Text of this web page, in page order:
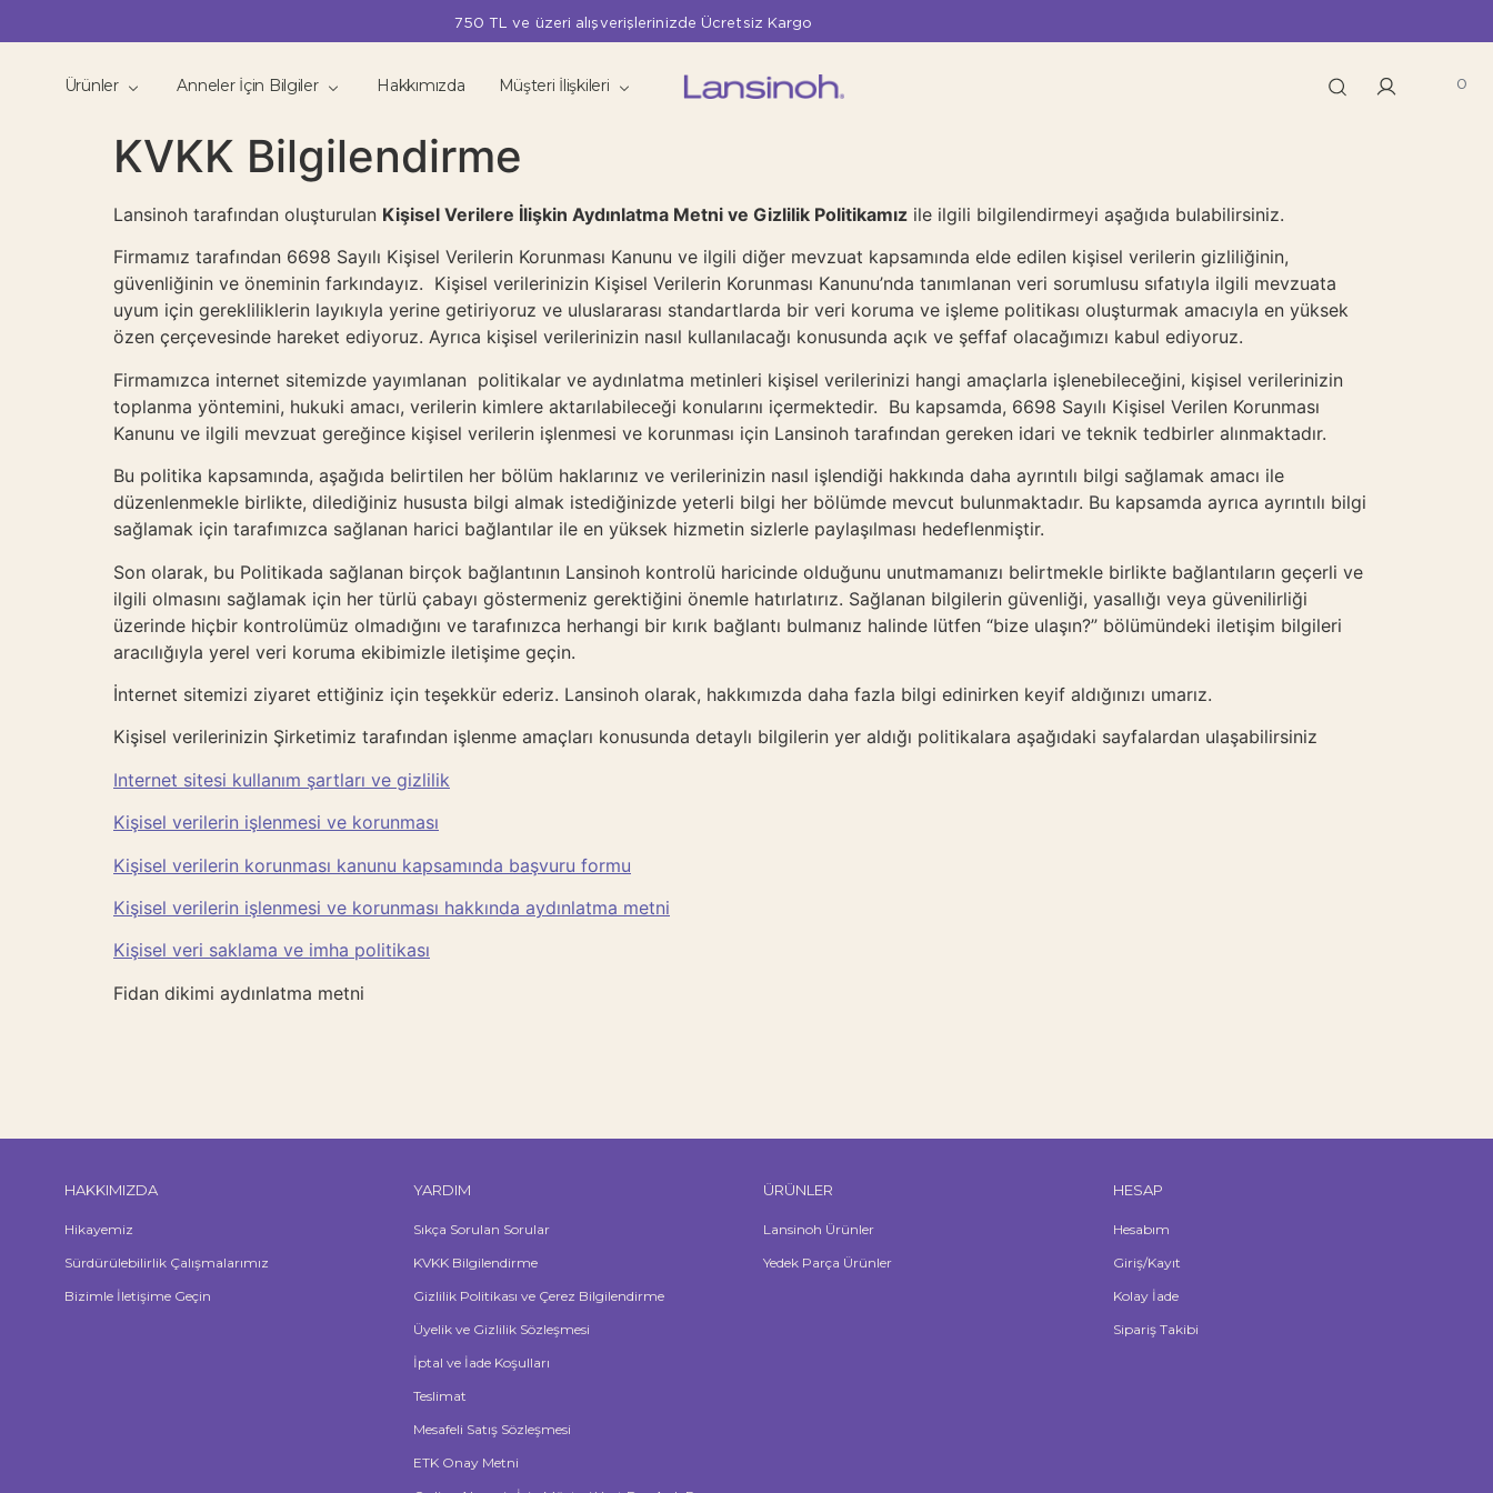
750 TL ve üzeri alışverişlerinizde Ücretsiz Kargo
Ürünler Anneler İçin Bilgiler Hakkımızda Müşteri İlişkileri 0
KVKK Bilgilendirme
Lansinoh tarafından oluşturulan Kişisel Verilere İlişkin Aydınlatma Metni ve Gizlilik Politikamız ile ilgili bilgilendirmeyi aşağıda bulabilirsiniz.
Firmamız tarafından 6698 Sayılı Kişisel Verilerin Korunması Kanunu ve ilgili diğer mevzuat kapsamında elde edilen kişisel verilerin gizliliğinin,
güvenliğinin ve öneminin farkındayız. Kişisel verilerinizin Kişisel Verilerin Korunması Kanunu’nda tanımlanan veri sorumlusu sıfatıyla ilgili mevzuata
uyum için gerekliliklerin layıkıyla yerine getiriyoruz ve uluslararası standartlarda bir veri koruma ve işleme politikası oluşturmak amacıyla en yüksek
özen çerçevesinde hareket ediyoruz. Ayrıca kişisel verilerinizin nasıl kullanılacağı konusunda açık ve şeffaf olacağımızı kabul ediyoruz.
Firmamızca internet sitemizde yayımlanan politikalar ve aydınlatma metinleri kişisel verilerinizi hangi amaçlarla işlenebileceğini, kişisel verilerinizin
toplanma yöntemini, hukuki amacı, verilerin kimlere aktarılabileceği konularını içermektedir. Bu kapsamda, 6698 Sayılı Kişisel Verilen Korunması
Kanunu ve ilgili mevzuat gereğince kişisel verilerin işlenmesi ve korunması için Lansinoh tarafından gereken idari ve teknik tedbirler alınmaktadır.
Bu politika kapsamında, aşağıda belirtilen her bölüm haklarınız ve verilerinizin nasıl işlendiği hakkında daha ayrıntılı bilgi sağlamak amacı ile
düzenlenmekle birlikte, dilediğiniz hususta bilgi almak istediğinizde yeterli bilgi her bölümde mevcut bulunmaktadır. Bu kapsamda ayrıca ayrıntılı bilgi
sağlamak için tarafımızca sağlanan harici bağlantılar ile en yüksek hizmetin sizlerle paylaşılması hedeflenmiştir.
Son olarak, bu Politikada sağlanan birçok bağlantının Lansinoh kontrolü haricinde olduğunu unutmamanızı belirtmekle birlikte bağlantıların geçerli ve
ilgili olmasını sağlamak için her türlü çabayı göstermeniz gerektiğini önemle hatırlatırız. Sağlanan bilgilerin güvenliği, yasallığı veya güvenilirliği
üzerinde hiçbir kontrolümüz olmadığını ve tarafınızca herhangi bir kırık bağlantı bulmanız halinde lütfen “bize ulaşın?” bölümündeki iletişim bilgileri
aracılığıyla yerel veri koruma ekibimizle iletişime geçin.
İnternet sitemizi ziyaret ettiğiniz için teşekkür ederiz. Lansinoh olarak, hakkımızda daha fazla bilgi edinirken keyif aldığınızı umarız.
Kişisel verilerinizin Şirketimiz tarafından işlenme amaçları konusunda detaylı bilgilerin yer aldığı politikalara aşağıdaki sayfalardan ulaşabilirsiniz
Internet sitesi kullanım şartları ve gizlilik
Kişisel verilerin işlenmesi ve korunması
Kişisel verilerin korunması kanunu kapsamında başvuru formu
Kişisel verilerin işlenmesi ve korunması hakkında aydınlatma metni
Kişisel veri saklama ve imha politikası
Fidan dikimi aydınlatma metni
HAKKIMIZDA
Hikayemiz
Sürdürülebilirlik Çalışmalarımız
Bizimle İletişime Geçin
YARDIM
Sıkça Sorulan Sorular
KVKK Bilgilendirme
Gizlilik Politikası ve Çerez Bilgilendirme
Üyelik ve Gizlilik Sözleşmesi
İptal ve İade Koşulları
Teslimat
Mesafeli Satış Sözleşmesi
ETK Onay Metni
ÜRÜNLER
Lansinoh Ürünler
Yedek Parça Ürünler
HESAP
Hesabım
Giriş/Kayıt
Kolay İade
Sipariş Takibi